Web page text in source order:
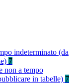
indeterminato (da
7
non a tempo
in tabelle) 7